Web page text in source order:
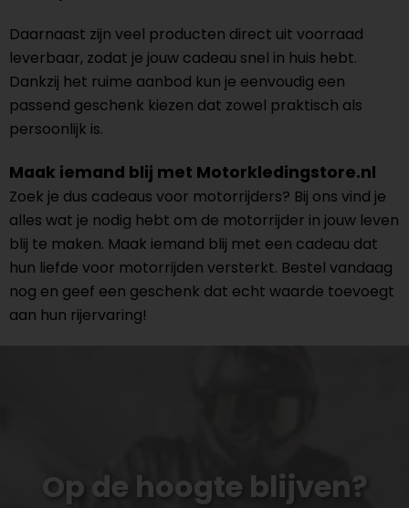
Daarnaast zijn veel producten direct uit voorraad
leverbaar, zodat je jouw cadeau snel in huis hebt.
Dankzij het ruime aanbod kun je eenvoudig een
passend geschenk kiezen dat zowel praktisch als
persoonlijk is.
Maak iemand blij met Motorkledingstore.nl
Zoek je dus cadeaus voor motorrijders? Bij ons vind je
alles wat je nodig hebt om de motorrijder in jouw leven
blij te maken. Maak iemand blij met een cadeau dat
hun liefde voor motorrijden versterkt. Bestel vandaag
nog en geef een geschenk dat echt waarde toevoegt
aan hun rijervaring!
Op de hoogte blijven?